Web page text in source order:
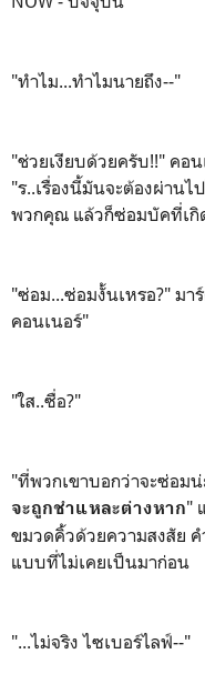
"ทำไม...ทำไมนายถึง--"
"ช่วยเงียบด้วยครับ!!" คอ
"ร..เรื่องนี้มันจะต้องผ่าน
พวกคุณ แล้วก็ซ่อมบัคที่เ
"ซ่อม...ซ่อมงั้นเหรอ?" มา
คอนเนอร์"
"ใส..ซื่อ?"
"ที่พวกเขาบอกว่าจะซ่อม
จะถูกชำแหละต่างหาก"
ขมวดคิ้วด้วยความสงสัย
แบบที่ไม่เคยเป็นมาก่อน
"...ไม่จริง ไซเบอร์ไลฟ์--"